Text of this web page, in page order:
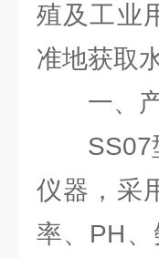
殖及工业
准地获取
一、产
SS07
仪器，采
率、PH